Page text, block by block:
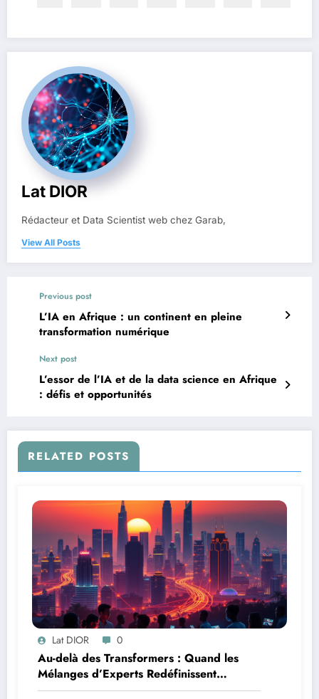
Lat DIOR
Rédacteur et Data Scientist web chez Garab,
View All Posts
Previous post
L’IA en Afrique : un continent en pleine
transformation numérique
Next post
L’essor de l’IA et de la data science en Afrique
: défis et opportunités
RELATED POSTS
Lat DIOR 0
Au-delà des Transformers : Quand les
Mélanges d’Experts Redéfinissent
l’Efficacité de l’IA